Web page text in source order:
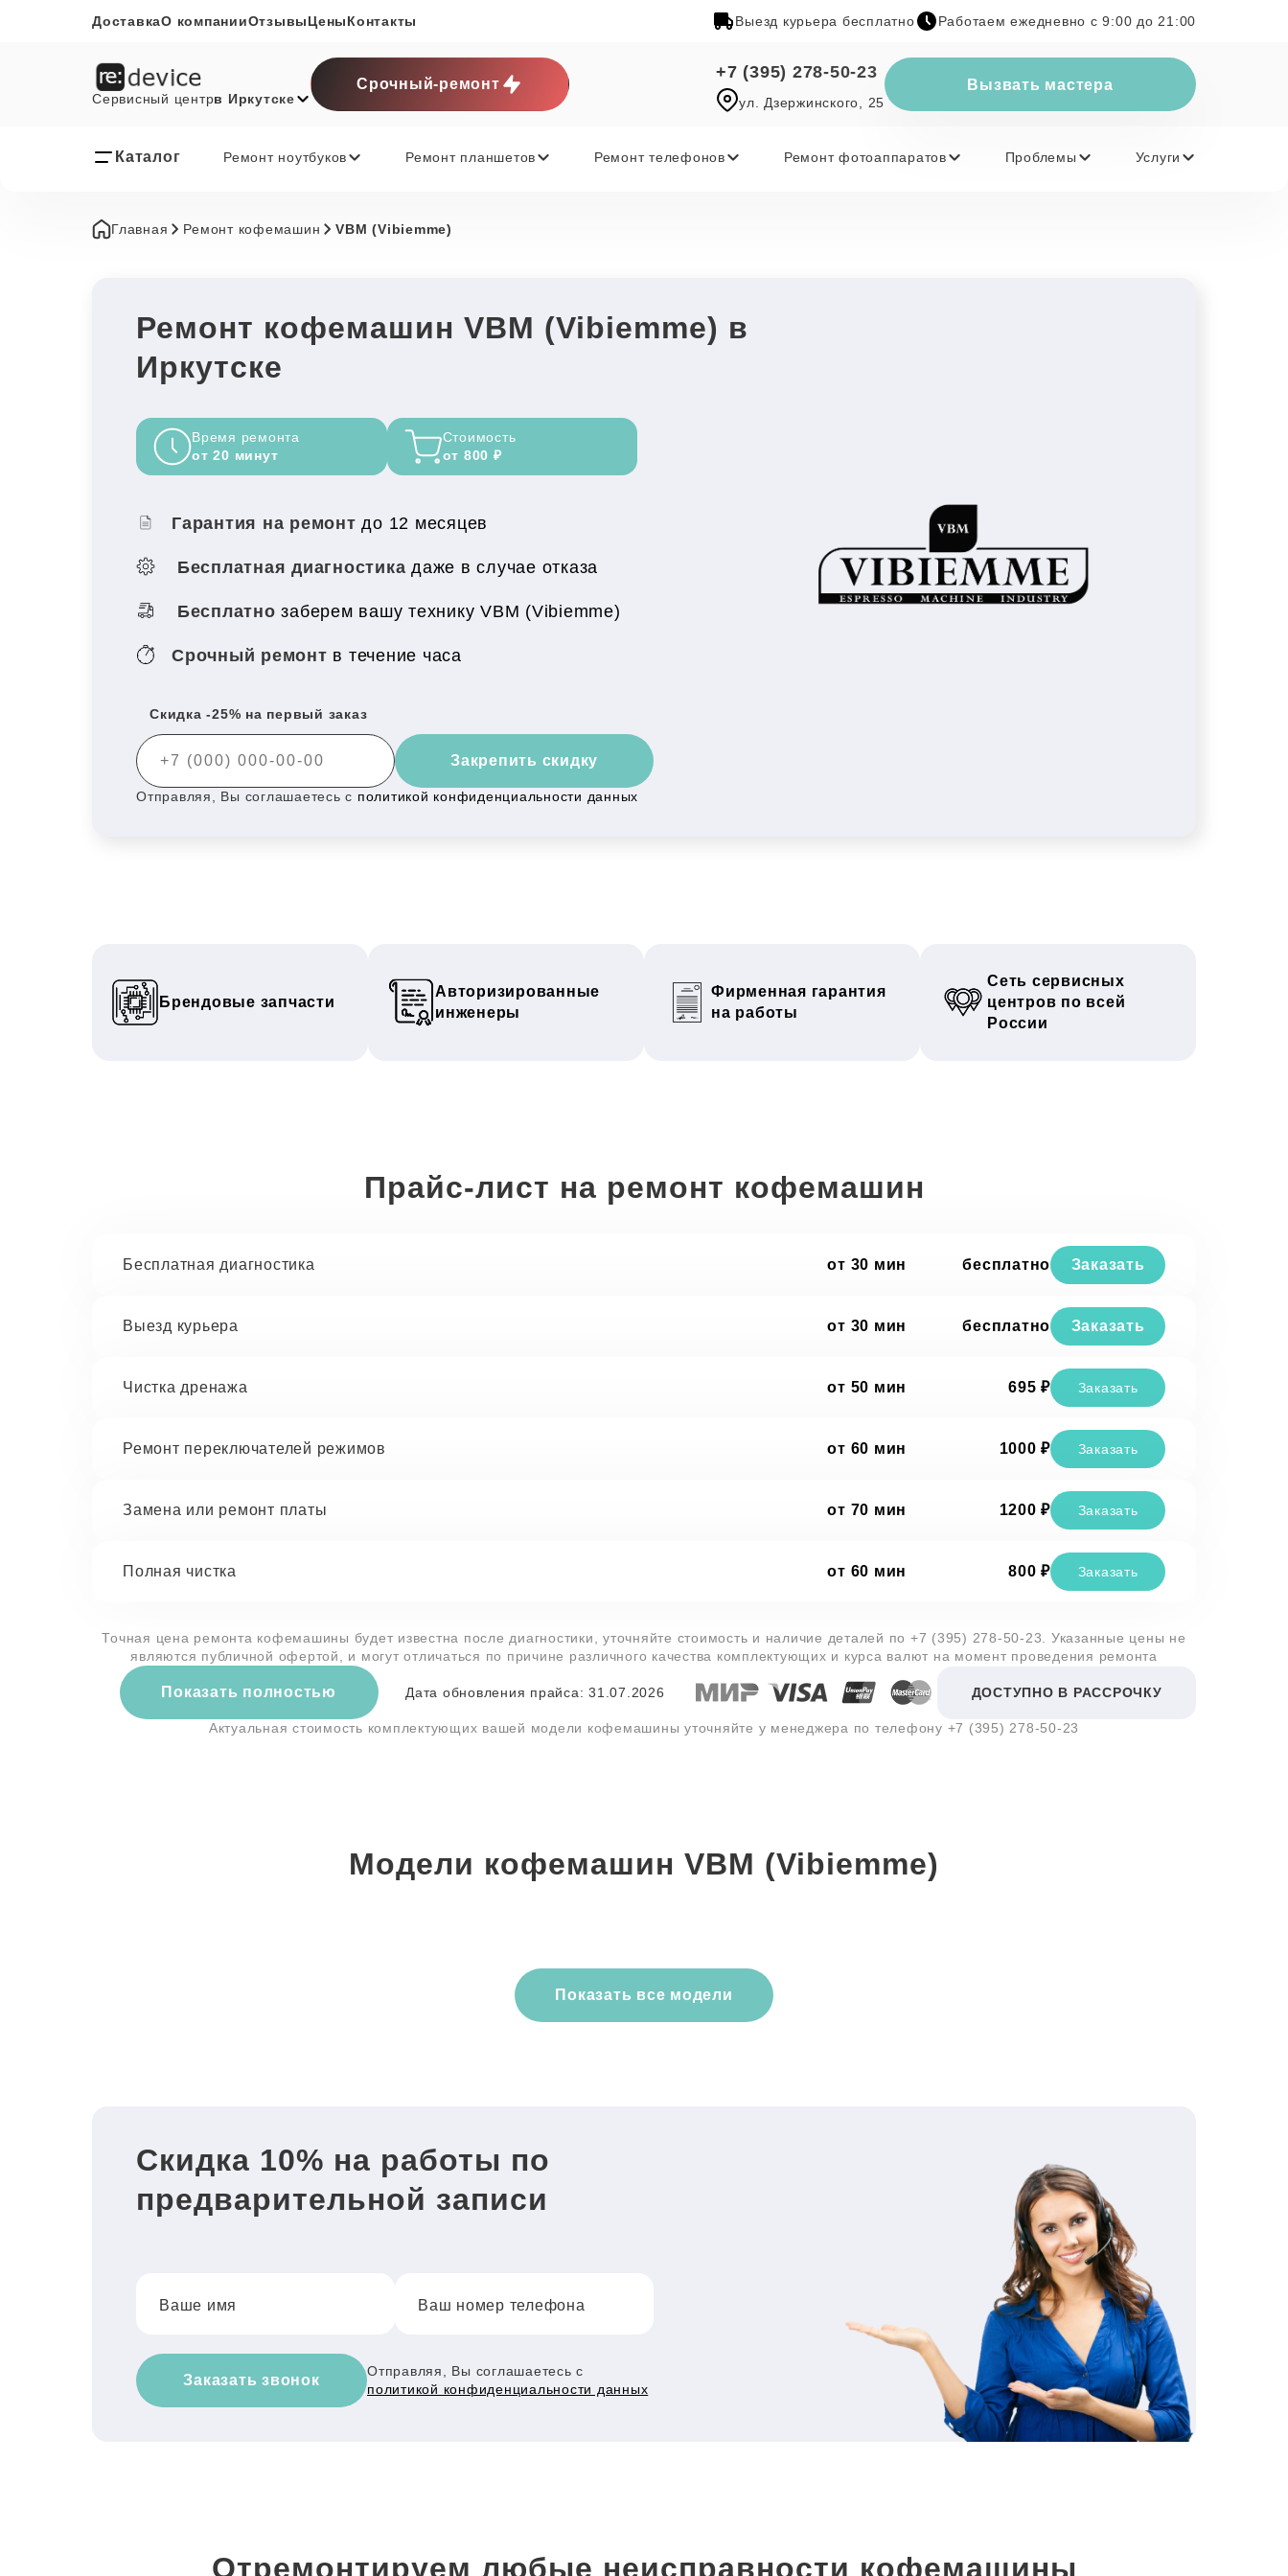
ДоставкаО компанииОтзывыЦеныКонтакты Выезд курьера бесплатно Работаем ежедневно с 9:00 до 21:00
Сервисный центрв Иркутске
Срочный-ремонт
+7 (395) 278-50-23
ул. Дзержинского, 25
Вызвать мастера
Каталог Ремонт ноутбуков Ремонт планшетов Ремонт телефонов Ремонт фотоаппаратов Проблемы Услуги
Главная Ремонт кофемашин VBM (Vibiemme)
Ремонт кофемашин VBM (Vibiemme) в
Иркутске
Время ремонта
от 20 минут
Стоимость
от 800 ₽
Гарантия на ремонтдо 12 месяцев
Бесплатная диагностика даже в случае отказа
Бесплатно заберем вашу технику VBM (Vibiemme)
Срочный ремонт в течение часа
Скидка -25% на первый заказ
Закрепить скидку
Отправляя, Вы соглашаетесь с политикой конфиденциальности данных
Брендовые запчасти
Авторизированные
инженеры
Фирменная гарантия
на работы
Сеть сервисных
центров по всей
России
Прайс-лист на ремонт кофемашин
Бесплатная диагностика от 30 мин бесплатно Заказать
Выезд курьера от 30 мин бесплатно Заказать
Чистка дренажа от 50 мин 695 ₽ Заказать
Ремонт переключателей режимов от 60 мин 1000 ₽ Заказать
Замена или ремонт платы от 70 мин 1200 ₽ Заказать
Полная чистка от 60 мин 800 ₽ Заказать
Точная цена ремонта кофемашины будет известна после диагностики, уточняйте стоимость и наличие деталей по +7 (395) 278-50-23 . Указанные цены не
являются публичной офертой, и могут отличаться по причине различного качества комплектующих и курса валют на момент проведения ремонта
Показать полностью Дата обновления прайса: 31.07.2026 ДОСТУПНО В РАССРОЧКУ
Актуальная стоимость комплектующих вашей модели кофемашины уточняйте у менеджера по телефону +7 (395) 278-50-23
Модели кофемашин VBM (Vibiemme)
Показать все модели
Скидка 10% на работы по
предварительной записи
Ваше имя Ваш номер телефона
Заказать звонок
Отправляя, Вы соглашаетесь с
политикой конфиденциальности данных
Отремонтируем любые неисправности кофемашины